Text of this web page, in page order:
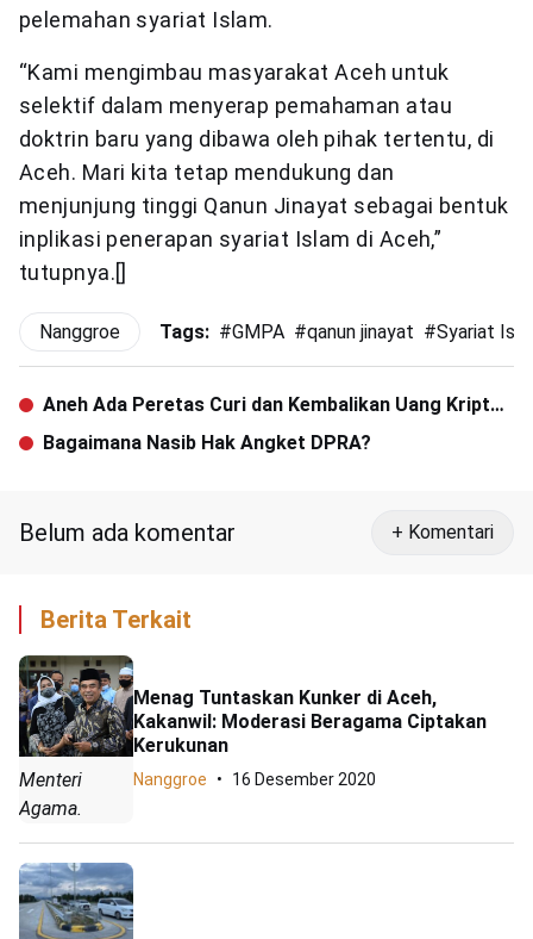
pelemahan syariat Islam.
“Kami mengimbau masyarakat Aceh untuk
selektif dalam menyerap pemahaman atau
doktrin baru yang dibawa oleh pihak tertentu, di
Aceh. Mari kita tetap mendukung dan
menjunjung tinggi Qanun Jinayat sebagai bentuk
inplikasi penerapan syariat Islam di Aceh,”
tutupnya.[]
Nanggroe Tags: #GMPA #qanun jinayat #Syariat
Aneh Ada Peretas Curi dan Kembalikan Uang Kripto
Senilai Rp8,8 Triliun
Bagaimana Nasib Hak Angket DPRA?
Belum ada komentar + Komentari
Berita Terkait
Menteri
Agama.
Menag Tuntaskan Kunker di Aceh,
Kakanwil: Moderasi Beragama Ciptakan
Kerukunan
Nanggroe 16 Desember 2020